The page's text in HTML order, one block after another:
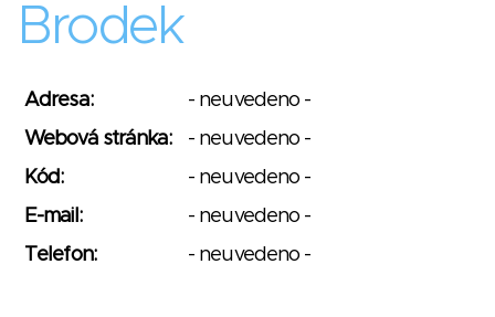
Brodek
Adresa:
- neuvedeno -
Webová stránka:
- neuvedeno -
Kód:
- neuvedeno -
E-mail:
- neuvedeno -
Telefon:
- neuvedeno -